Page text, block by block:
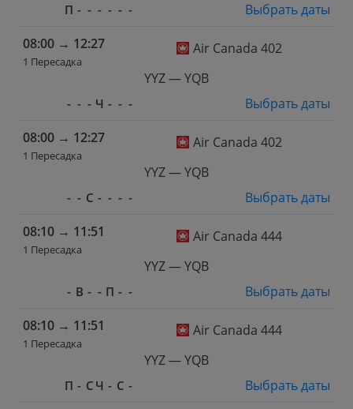
П - - - - - -
Выбрать даты
08:00 → 12:27
1 Пересадка
Air Canada 402
YYZ — YQB
- - - Ч - - -
Выбрать даты
08:00 → 12:27
1 Пересадка
Air Canada 402
YYZ — YQB
- - С - - - -
Выбрать даты
08:10 → 11:51
1 Пересадка
Air Canada 444
YYZ — YQB
- В - - П - -
Выбрать даты
08:10 → 11:51
1 Пересадка
Air Canada 444
YYZ — YQB
П - С Ч - С -
Выбрать даты